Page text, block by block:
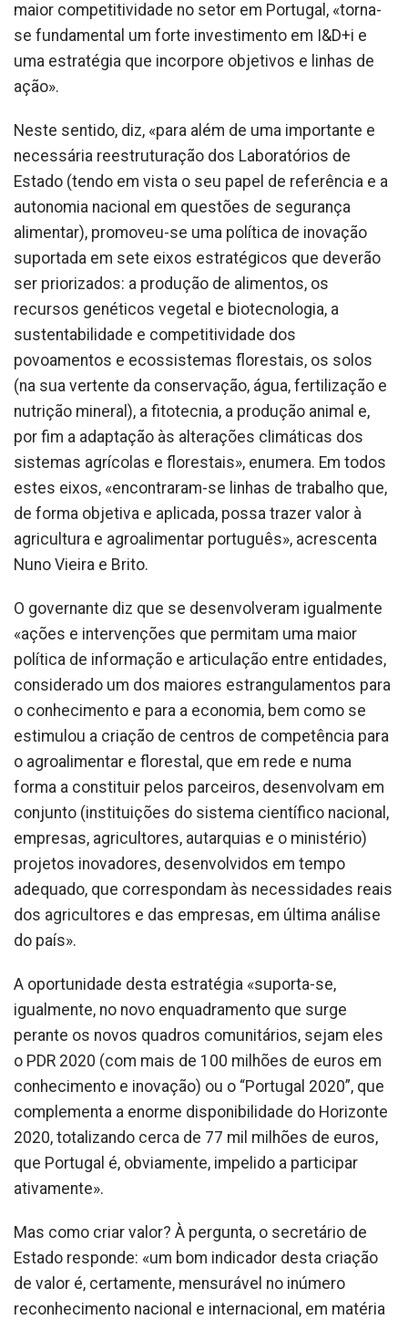
maior competitividade no setor em Portugal, «torna-
se fundamental um forte investimento em I&D+i e
uma estratégia que incorpore objetivos e linhas de
ação».
Neste sentido, diz, «para além de uma importante e
necessária reestruturação dos Laboratórios de
Estado (tendo em vista o seu papel de referência e a
autonomia nacional em questões de segurança
alimentar), promoveu-se uma política de inovação
suportada em sete eixos estratégicos que deverão
ser priorizados: a produção de alimentos, os
recursos genéticos vegetal e biotecnologia, a
sustentabilidade e competitividade dos
povoamentos e ecossistemas florestais, os solos
(na sua vertente da conservação, água, fertilização e
nutrição mineral), a fitotecnia, a produção animal e,
por fim a adaptação às alterações climáticas dos
sistemas agrícolas e florestais», enumera. Em todos
estes eixos, «encontraram-se linhas de trabalho que,
de forma objetiva e aplicada, possa trazer valor à
agricultura e agroalimentar português», acrescenta
Nuno Vieira e Brito.
O governante diz que se desenvolveram igualmente
«ações e intervenções que permitam uma maior
política de informação e articulação entre entidades,
considerado um dos maiores estrangulamentos para
o conhecimento e para a economia, bem como se
estimulou a criação de centros de competência para
o agroalimentar e florestal, que em rede e numa
forma a constituir pelos parceiros, desenvolvam em
conjunto (instituições do sistema científico nacional,
empresas, agricultores, autarquias e o ministério)
projetos inovadores, desenvolvidos em tempo
adequado, que correspondam às necessidades reais
dos agricultores e das empresas, em última análise
do país».
A oportunidade desta estratégia «suporta-se,
igualmente, no novo enquadramento que surge
perante os novos quadros comunitários, sejam eles
o PDR 2020 (com mais de 100 milhões de euros em
conhecimento e inovação) ou o “Portugal 2020”, que
complementa a enorme disponibilidade do Horizonte
2020, totalizando cerca de 77 mil milhões de euros,
que Portugal é, obviamente, impelido a participar
ativamente».
Mas como criar valor? À pergunta, o secretário de
Estado responde: «um bom indicador desta criação
de valor é, certamente, mensurável no inúmero
reconhecimento nacional e internacional, em matéria